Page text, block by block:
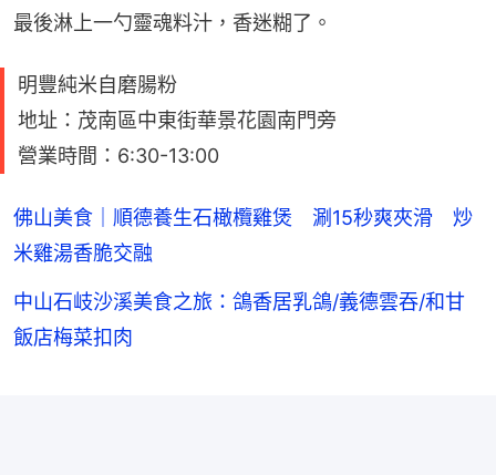
最後淋上一勺靈魂料汁，香迷糊了。
明豐純米自磨腸粉
地址：茂南區中東街華景花園南門旁
營業時間：6:30-13:00
佛山美食｜順德養生石橄欖雞煲 涮15秒爽夾滑 炒
米雞湯香脆交融
中山石岐沙溪美食之旅：鴿香居乳鴿/義德雲吞/和甘
飯店梅菜扣肉